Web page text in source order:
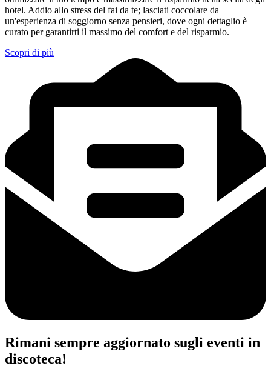
hotel. Addio allo stress del fai da te; lasciati coccolare da
un'esperienza di soggiorno senza pensieri, dove ogni dettaglio è
curato per garantirti il massimo del comfort e del risparmio.
Scopri di più
Rimani sempre aggiornato sugli eventi in
discoteca!